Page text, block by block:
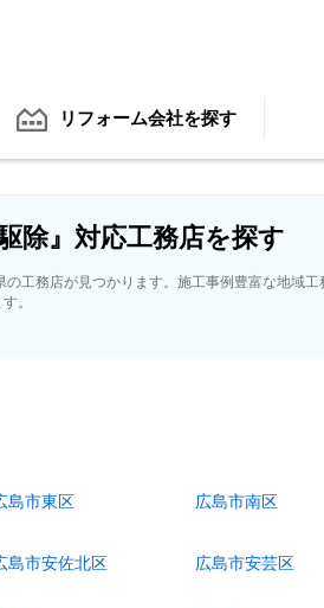
リフォーム会社を探す
除』対応工務店を探す
工務店が見つかります。施工事例豊富な地域工
。
島市東区 広島市南区
島市安佐北区 広島市安芸区